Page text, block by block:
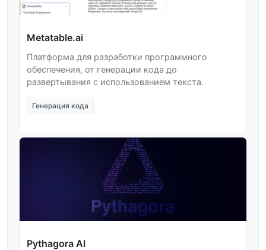
Metatable.ai
Платформа для разработки программного
обеспечения, от генерации кода до
развертывания с использованием текста.
Генерация кода
Pythagora AI